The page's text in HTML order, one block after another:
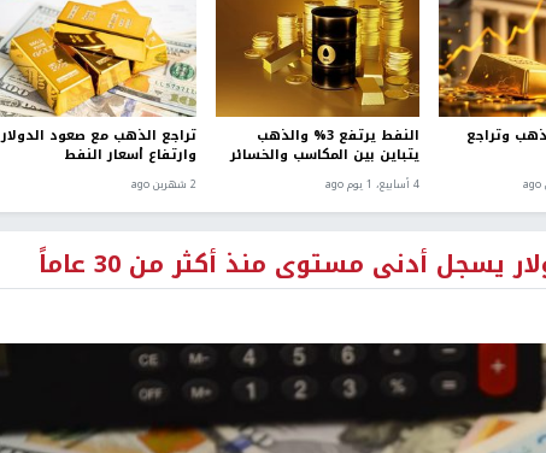
وتراجع النفط يرتفع 3% والذهب
يتباين بين المكاسب والخسائر
4 أسابيع، 1 يوم ago
تراجع الذهب مع صعود الدولار
وارتفاع أسعار النفط
2 شهرين ago
أدنى مستوى منذ أكثر من 30 عاماً